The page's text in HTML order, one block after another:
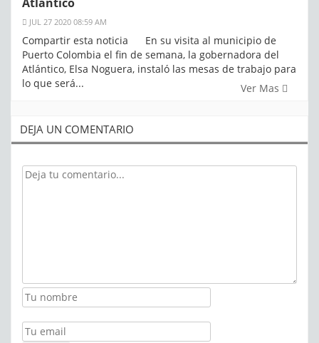
JUL 27 2020 08:59 AM
Compartir esta noticia En su visita al municipio de
Puerto Colombia el fin de semana, la gobernadora del
Atlántico, Elsa Noguera, instaló las mesas de trabajo para
lo que será...
Ver Mas
DEJA UN COMENTARIO